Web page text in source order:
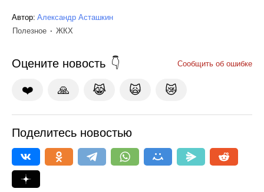
Автор: Александр Асташкин
Полезное
ЖКХ
Оцените новость Сообщить об ошибке
❤️ 🙏 😹 🙀 😿
Поделитесь новостью